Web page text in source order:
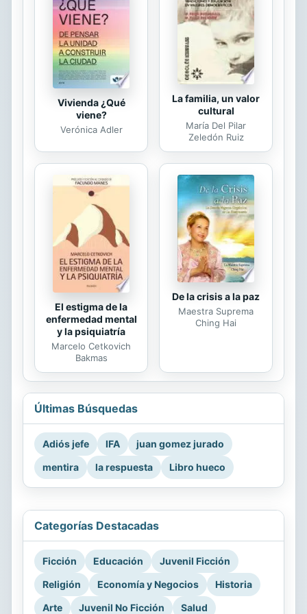
realmente por la tierra. Se trata,
como un objetivo, de empezar a
responder a la necesidad sentida de
que la historia de la colonización
reivindique y...
Vivienda ¿Qué
viene?
Verónica Adler
La familia, un valor
cultural
María Del Pilar
Zeledón Ruiz
El estigma de la
enfermedad mental
y la psiquiatría
Marcelo Cetkovich
Bakmas
De la crisis a la paz
Maestra Suprema
Ching Hai
Últimas Búsquedas
Adiós jefe IFA
juan gomez jurado
mentira
la respuesta Libro hueco
Categorías Destacadas
Ficción Educación
Juvenil Ficción
Religión
Economía y Negocios
Historia
Arte
Juvenil No Ficción Salud